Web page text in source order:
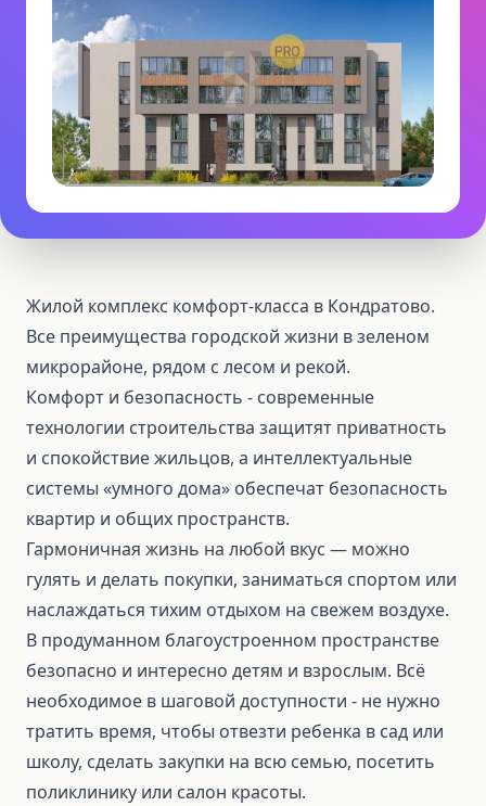
Жилой комплекс комфорт-класса в Кондратово.
Все преимущества городской жизни в зеленом
микрорайоне, рядом с лесом и рекой.
Комфорт и безопасность - современные
технологии строительства защитят приватность
и спокойствие жильцов, а интеллектуальные
системы «умного дома» обеспечат безопасность
квартир и общих пространств.
Гармоничная жизнь на любой вкус — можно
гулять и делать покупки, заниматься спортом или
наслаждаться тихим отдыхом на свежем воздухе.
В продуманном благоустроенном пространстве
безопасно и интересно детям и взрослым. Всё
необходимое в шаговой доступности - не нужно
тратить время, чтобы отвезти ребенка в сад или
школу, сделать закупки на всю семью, посетить
поликлинику или салон красоты.